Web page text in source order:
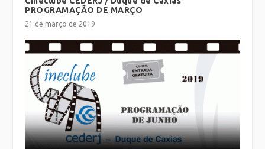
PROGRAMAÇÃO DE MARÇO
21 de março de 2019